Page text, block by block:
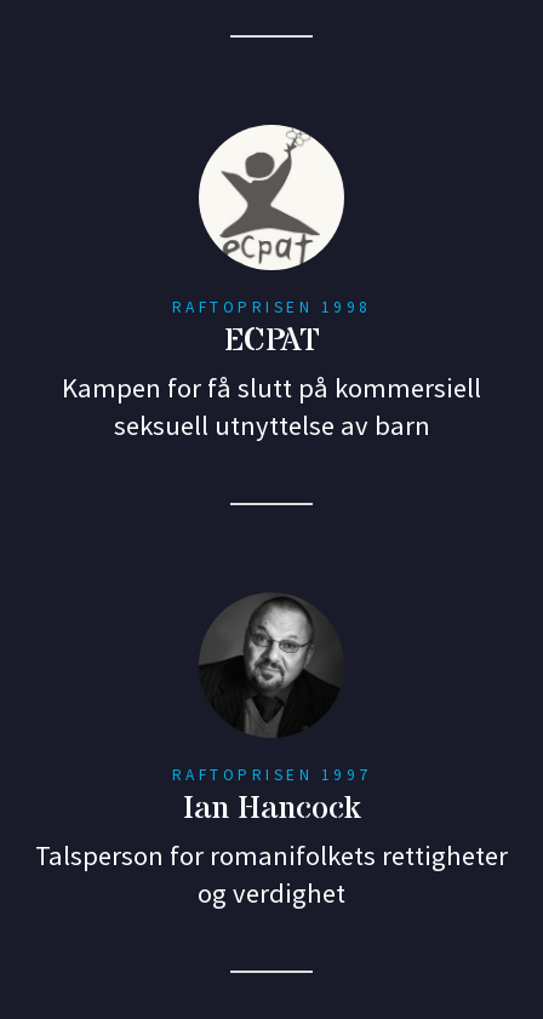
RAFTOPRISEN 1998
ECPAT
Kampen for få slutt på kommersiell
seksuell utnyttelse av barn
RAFTOPRISEN 1997
Ian Hancock
Talsperson for romanifolkets rettigheter
og verdighet